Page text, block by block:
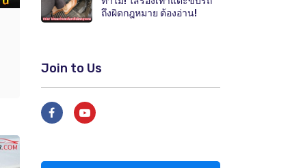
ถึงผิดกฎหมาย ต้องอ่าน!
Join to Us